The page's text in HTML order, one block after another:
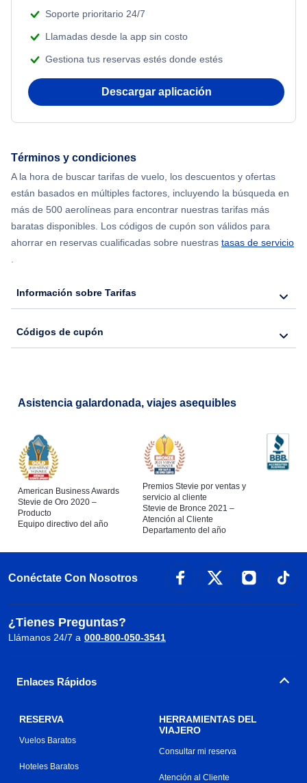
Soporte prioritario 24/7
Llamadas desde la app sin costo
Gestiona tus reservas estés donde estés
Descargar aplicación
Términos y condiciones
A la hora de buscar tarifas de vuelo, los descuentos y ofertas
están basados en múltiples factores, incluyendo la búsqueda en
más de 500 aerolíneas para encontrar nuestras tarifas más
baratas disponibles. Los códigos de cupón son válidos para
ahorrar en reservas cualificadas sobre nuestras tasas de servicio
.
Información sobre Tarifas
Códigos de cupón
Asistencia galardonada, viajes asequibles
American Business Awards
Stevie de Oro 2020 –
Producto
Equipo directivo del año
Premios Stevie por ventas y
servicio al cliente
Stevie de Bronce 2021 –
Atención al Cliente
Departamento del año
Conéctate Con Nosotros
¿Tienes Preguntas?
Llámanos 24/7 a 000-800-050-3541
Enlaces Rápidos
RESERVA
Vuelos Baratos
Hoteles Baratos
HERRAMIENTAS DEL
VIAJERO
Consultar mi reserva
Atención al Cliente